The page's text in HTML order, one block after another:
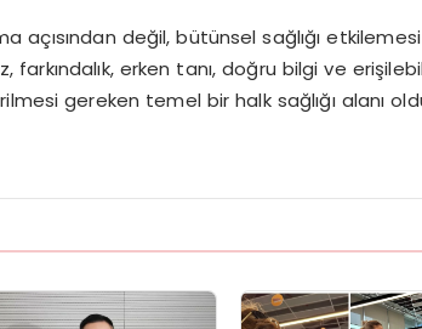
açısından değil, bütünsel sağlığı etkilemesi
farkındalık, erken tanı, doğru bilgi ve
gereken temel bir halk sağlığı alanı